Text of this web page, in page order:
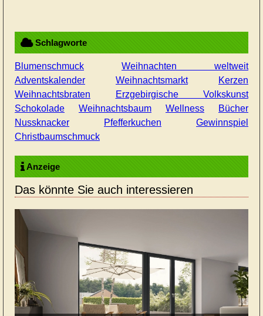
Schlagworte
Blumenschmuck
Weihnachten weltweit
Adventskalender
Weihnachtsmarkt
Kerzen
Weihnachtsbraten
Erzgebirgische Volkskunst
Schokolade
Weihnachtsbaum Wellness
Bücher
Nussknacker
Pfefferkuchen
Gewinnspiel
Christbaumschmuck
Anzeige
Das könnte Sie auch interessieren